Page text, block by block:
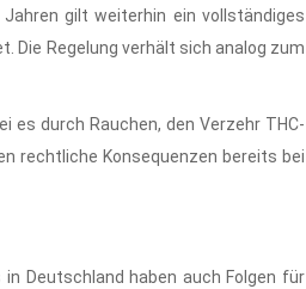
gilt weiterhin ein vollständiges
Die Regelung verhält sich analog zum
es durch Rauchen, den Verzehr THC-
rechtliche Konsequenzen bereits bei
Deutschland haben auch Folgen für